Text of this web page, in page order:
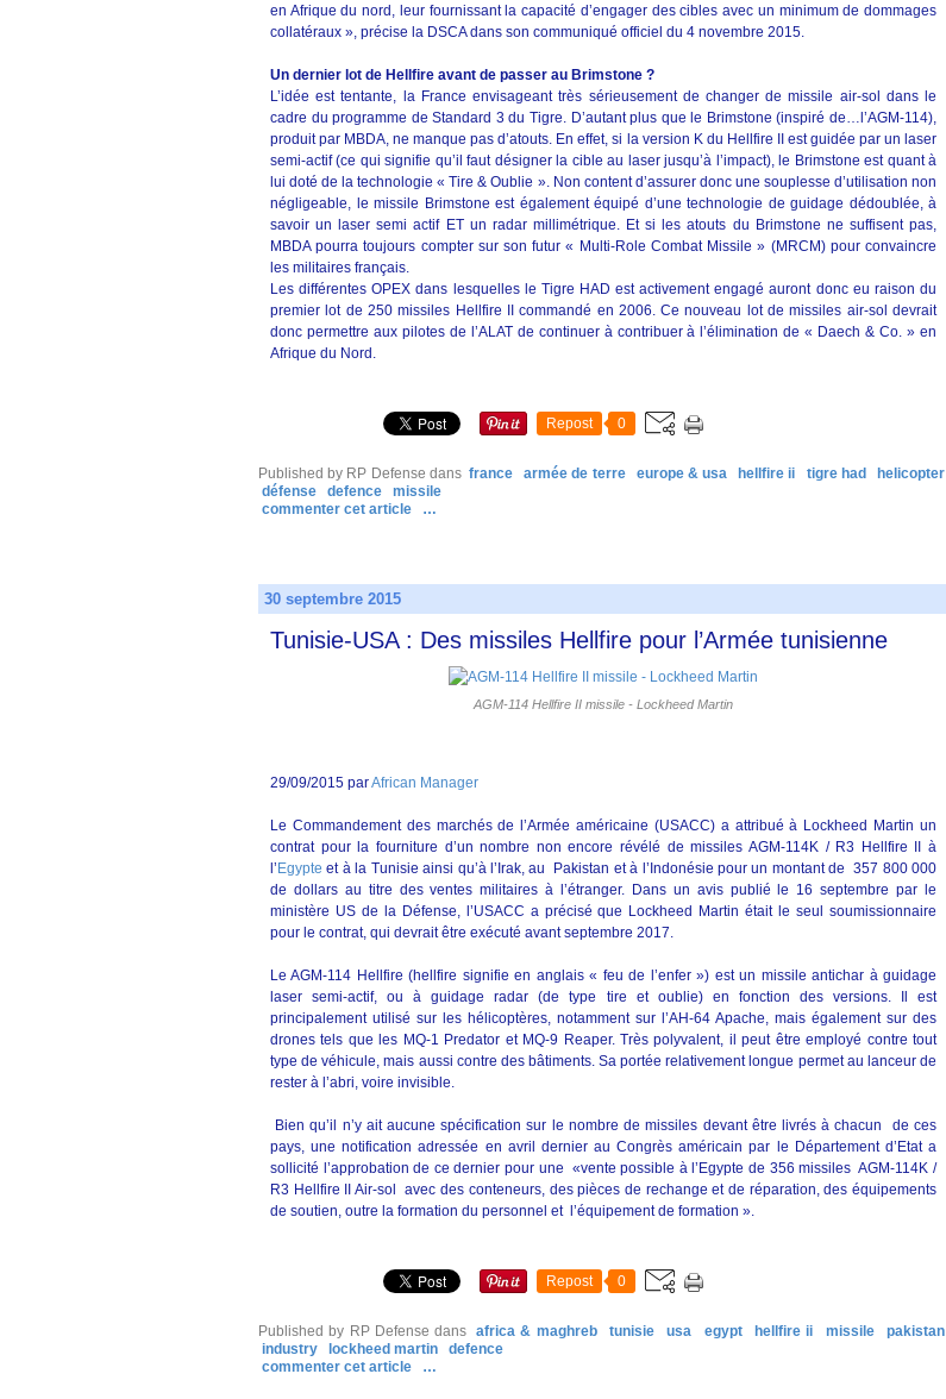
en Afrique du nord, leur fournissant la capacité d’engager des cibles avec un minimum de dommages
collatéraux », précise la DSCA dans son communiqué officiel du 4 novembre 2015.
Un dernier lot de Hellfire avant de passer au Brimstone ?
L’idée est tentante, la France envisageant très sérieusement de changer de missile air-sol dans le
cadre du programme de Standard 3 du Tigre. D’autant plus que le Brimstone (inspiré de…l’AGM-114),
produit par MBDA, ne manque pas d’atouts. En effet, si la version K du Hellfire II est guidée par un laser
semi-actif (ce qui signifie qu’il faut désigner la cible au laser jusqu’à l’impact), le Brimstone est quant à
lui doté de la technologie « Tire & Oublie ». Non content d’assurer donc une souplesse d’utilisation non
négligeable, le missile Brimstone est également équipé d’une technologie de guidage dédoublée, à
savoir un laser semi actif ET un radar millimétrique. Et si les atouts du Brimstone ne suffisent pas,
MBDA pourra toujours compter sur son futur « Multi-Role Combat Missile » (MRCM) pour convaincre
les militaires français.
Les différentes OPEX dans lesquelles le Tigre HAD est activement engagé auront donc eu raison du
premier lot de 250 missiles Hellfire II commandé en 2006. Ce nouveau lot de missiles air-sol devrait
donc permettre aux pilotes de l’ALAT de continuer à contribuer à l’élimination de « Daech & Co. » en
Afrique du Nord.
Repost 0
Published by RP Defense dans france armée de terre europe & usa hellfire ii tigre had
helicopter
défense
defence
missile
commenter cet article
…
30 septembre 2015
Tunisie-USA : Des missiles Hellfire pour l’Armée tunisienne
AGM-114 Hellfire II missile - Lockheed Martin
29/09/2015 parAfrican Manager
Le Commandement des marchés de l’Armée américaine (USACC) a attribué à Lockheed Martin un
contrat pour la fourniture d’un nombre non encore révélé de missiles AGM-114K / R3 Hellfire II à
l’ Egypte et à la Tunisie ainsi qu’à l’Irak, au Pakistan et à l’Indonésie pour un montant de 357 800 000
de dollars au titre des ventes militaires à l’étranger. Dans un avis publié le 16 septembre par le
ministère US de la Défense, l’USACC a précisé que Lockheed Martin était le seul soumissionnaire
pour le contrat, qui devrait être exécuté avant septembre 2017.
Le AGM-114 Hellfire (hellfire signifie en anglais « feu de l’enfer ») est un missile antichar à guidage
laser semi-actif, ou à guidage radar (de type tire et oublie) en fonction des versions. Il est
principalement utilisé sur les hélicoptères, notamment sur l’AH-64 Apache, mais également sur des
drones tels que les MQ-1 Predator et MQ-9 Reaper. Très polyvalent, il peut être employé contre tout
type de véhicule, mais aussi contre des bâtiments. Sa portée relativement longue permet au lanceur de
rester à l’abri, voire invisible.
Bien qu’il n’y ait aucune spécification sur le nombre de missiles devant être livrés à chacun de ces
pays, une notification adressée en avril dernier au Congrès américain par le Département d’Etat a
sollicité l’approbation de ce dernier pour une «vente possible à l’Egypte de 356 missiles AGM-114K /
R3 Hellfire II Air-sol avec des conteneurs, des pièces de rechange et de réparation, des équipements
de soutien, outre la formation du personnel et l’équipement de formation ».
Repost 0
Published by RP Defense dans africa & maghreb tunisie usa egypt hellfire ii missile
pakistan
industry
lockheed martin
defence
commenter cet article
…